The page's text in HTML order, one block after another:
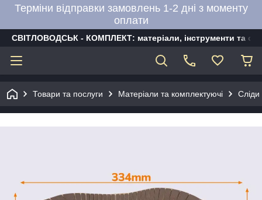
Терміни відправки замовлень 1-2 дні з моменту
оплати
СВІТЛОВОДСЬК - КОМПЛЕКТ: матеріали, інструменти та
Товари та послуги Матеріали та комплектуючі Сліди